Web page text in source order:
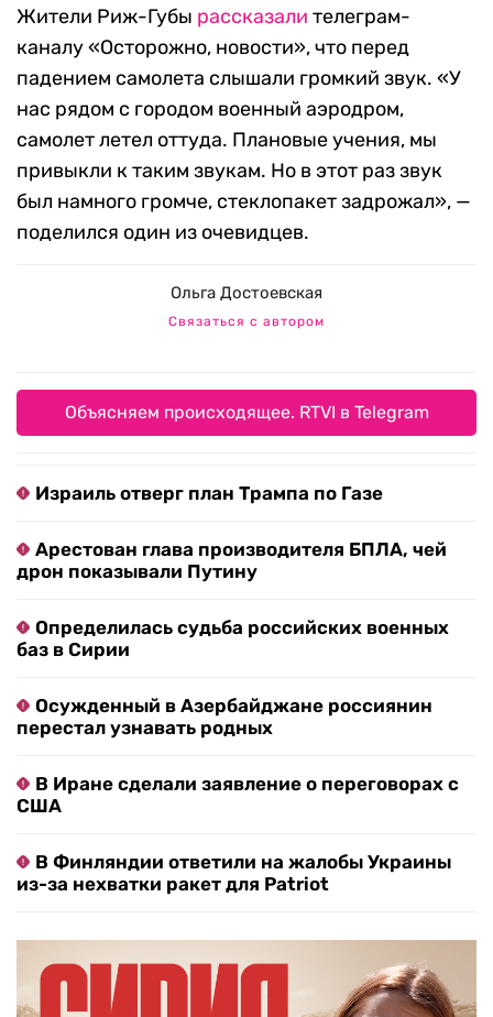
Жители Риж-Губы рассказали телеграм-
каналу «Осторожно, новости», что перед
падением самолета слышали громкий звук. «У
нас рядом с городом военный аэродром,
самолет летел оттуда. Плановые учения, мы
привыкли к таким звукам. Но в этот раз звук
был намного громче, стеклопакет задрожал», —
поделился один из очевидцев.
Ольга Достоевская
Связаться с автором
Объясняем происходящее. RTVI в Telegram
Израиль отверг план Трампа по Газе
Арестован глава производителя БПЛА, чей
дрон показывали Путину
Определилась судьба российских военных
баз в Сирии
Осужденный в Азербайджане россиянин
перестал узнавать родных
В Иране сделали заявление о переговорах с
США
В Финляндии ответили на жалобы Украины
из-за нехватки ракет для Patriot